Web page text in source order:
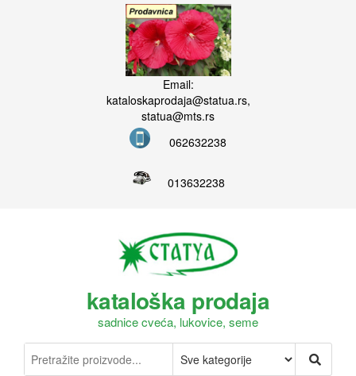
Email:
kataloskaprodaja@statua.rs,
statua@mts.rs
062632238
013632238
kataloška prodaja
sadnice cveća, lukovice, seme